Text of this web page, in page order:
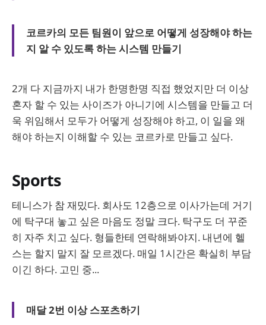
코르카의 모든 팀원이 앞으로 어떻게 성장해야 하는
지 알 수 있도록 하는 시스템 만들기
2개 다 지금까지 내가 한명한명 직접 했었지만 더 이상
혼자 할 수 있는 사이즈가 아니기에 시스템을 만들고 더
욱 위임해서 모두가 어떻게 성장해야 하고, 이 일을 왜
해야 하는지 이해할 수 있는 코르카로 만들고 싶다.
Sports
테니스가 참 재밌다. 회사도 12층으로 이사가는데 거기
에 탁구대 놓고 싶은 마음도 정말 크다. 탁구도 더 꾸준
히 자주 치고 싶다. 형들한테 연락해봐야지. 내년에 헬
스는 할지 말지 잘 모르겠다. 매일 1시간은 확실히 부담
이긴 하다. 고민 중...
매달 2번 이상 스포츠하기